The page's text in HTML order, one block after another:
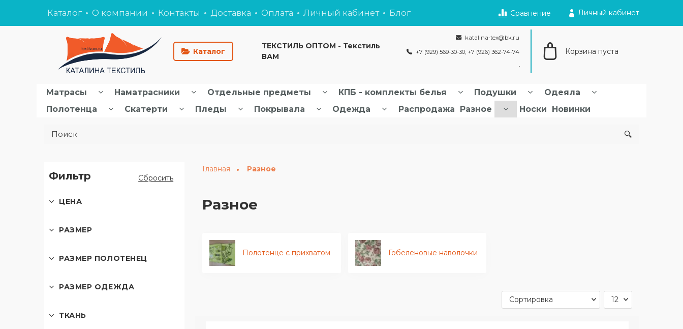
Сравнение Личный кабинет
Каталог О компании Контакты Доставка Оплата Личный кабинет Блог
ТЕКСТИЛЬ ОПТОМ - Текстиль
ВАМ
Каталог
katalina-tex@bk.ru
+7 (929) 569-30-30; +7 (926) 362-74-74
Корзина пуста
Матрасы Наматрасники Отдельные предметы КПБ - комплекты белья Подушки
Одеяла
Полотенца
Скатерти Пледы Покрывала Одежда Распродажа Разное Носки Новинки
Фильтр
ЦЕНА
РАЗМЕР
РАЗМЕР ПОЛОТЕНЕЦ
РАЗМЕР ОДЕЖДА
ТКАНЬ
Сбросить
Главная Разное
Разное
Полотенце с прихватом Гобеленовые наволочки